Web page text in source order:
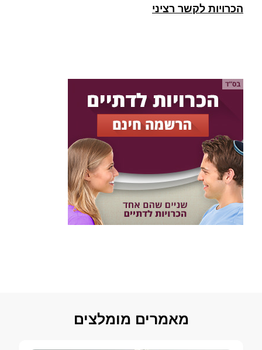
הכרויות לקשר רציני
מאמרים מומלצים